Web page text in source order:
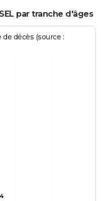
par tranche d'âges
décès (source :